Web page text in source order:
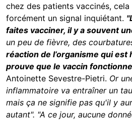
chez des patients vaccinés,
forcément un signal inquiétant.
faites vacciner, il y a souvent
un peu de fièvre, des
réaction de l’organisme qui
prouve que le vaccin
Antoinette Sevestre-Pietri. Or
inflammatoire va entraîner un
mais ça ne signifie pas qu'il y
autant". "A ce jour, aucune